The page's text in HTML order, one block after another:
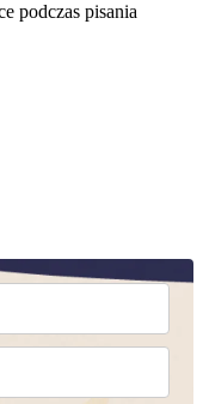
podczas pisania